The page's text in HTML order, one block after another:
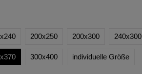
200x250 200x300 240x300
300x400 individuelle Größe